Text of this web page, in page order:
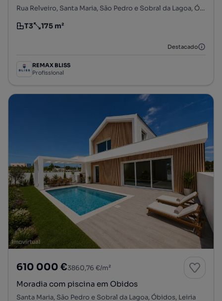
Rua Relveiro, Santa Maria, São Pedro e Sobral da Lagoa, Óbidos, Leiria
Tipologia
T3
Preço por metro quadrado
175 m²
Destacado
REMAX BLISS
Profissional
610 000 €3860,76 €/m²
Moradia com piscina em Obidos
Santa Maria, São Pedro e Sobral da Lagoa, Óbidos, Leiria